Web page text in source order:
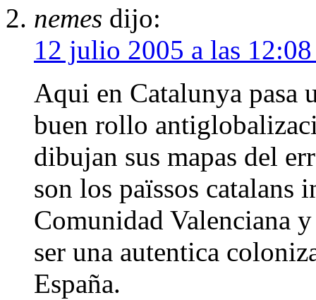
nemes dijo:
12 julio 2005 a las
Aqui en Catalunya pasa
buen rollo
dibujan sus mapas del
son los païssos catalans
Comunidad Valenciana
ser una autentica
España.